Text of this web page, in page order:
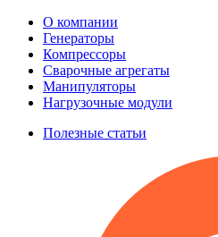
О компании
Генераторы
Компрессоры
Сварочные агрегаты
Манипуляторы
Нагрузочные модули
Полезные статьи